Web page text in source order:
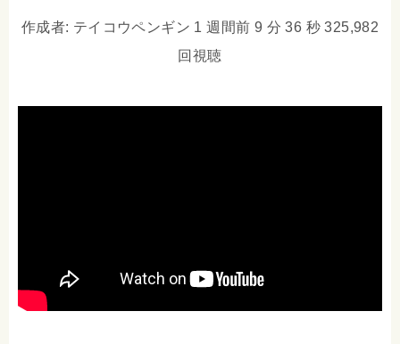
作成者: テイコウペンギン 1 週間前 9 分 36 秒 325,982
回視聴